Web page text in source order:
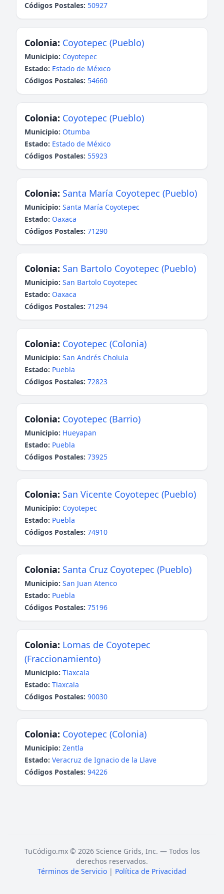
Códigos Postales: 50927
Colonia: Coyotepec (Pueblo)
Municipio: Coyotepec
Estado: Estado de México
Códigos Postales: 54660
Colonia: Coyotepec (Pueblo)
Municipio: Otumba
Estado: Estado de México
Códigos Postales: 55923
Colonia: Santa María Coyotepec (Pueblo)
Municipio: Santa María Coyotepec
Estado: Oaxaca
Códigos Postales: 71290
Colonia: San Bartolo Coyotepec (Pueblo)
Municipio: San Bartolo Coyotepec
Estado: Oaxaca
Códigos Postales: 71294
Colonia: Coyotepec (Colonia)
Municipio: San Andrés Cholula
Estado: Puebla
Códigos Postales: 72823
Colonia: Coyotepec (Barrio)
Municipio: Hueyapan
Estado: Puebla
Códigos Postales: 73925
Colonia: San Vicente Coyotepec (Pueblo)
Municipio: Coyotepec
Estado: Puebla
Códigos Postales: 74910
Colonia: Santa Cruz Coyotepec (Pueblo)
Municipio: San Juan Atenco
Estado: Puebla
Códigos Postales: 75196
Colonia: Lomas de Coyotepec
(Fraccionamiento)
Municipio: Tlaxcala
Estado: Tlaxcala
Códigos Postales: 90030
Colonia: Coyotepec (Colonia)
Municipio: Zentla
Estado: Veracruz de Ignacio de la Llave
Códigos Postales: 94226
TuCódigo.mx © 2026 Science Grids, Inc. — Todos los
derechos reservados.
Términos de Servicio | Política de Privacidad